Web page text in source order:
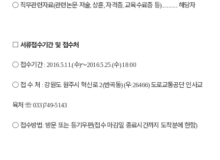
○ 직무관련자료(관련논문·저술,상훈,자격증,교육수료증 등)..............해당자
□ 서류접수기간 및 접수처
○ 접수기간: 2016.5.11.(수)～2016.5.25.(수) 18:00
○ 접 수 처 :강원도 원주시 혁신로2(반곡동) (우:26466) 도로교통공단 인사교
육처 ☏ 033)749-5143
○ 접수방법: 방문 또는 등기우편(접수 마감일 종료시간까지 도착분에 한함)